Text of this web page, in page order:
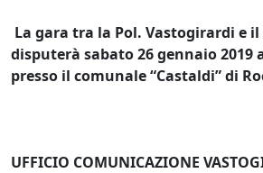
La gara tra la Pol. Vastogirardi e il
disputerà sabato 26 gennaio 2019
presso il comunale “Castaldi” di
UFFICIO COMUNICAZIONE